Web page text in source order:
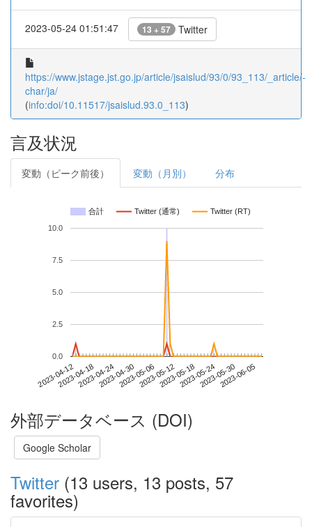
2023-05-24 01:51:47 13 + 57 Twitter
https://www.jstage.jst.go.jp/article/jsaislud/93/0/93_113/_article/-
char/ja/
(info:doi/10.11517/jsaislud.93.0_113)
言及状況
変動（ピーク前後） 変動（月別） 分布
合計 Twitter (通常) Twitter (RT)
2023-04-122023-04-182023-04-242023-04-302023-05-062023-05-122023-05-182023-05-242023-05-302023-06-05
0.0
2.5
5.0
7.5
10.0
外部データベース (DOI)
Google Scholar
Twitter (13 users, 13 posts, 57
favorites)